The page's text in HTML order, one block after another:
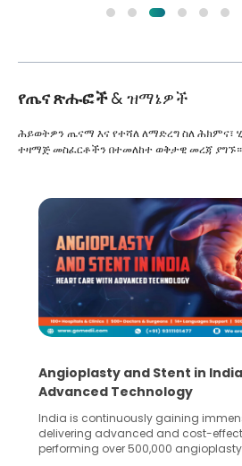
የጤና ጽሑፎች& ዝማኔዎች
ሕይወትዎን ጤናማ እና የተሻለ ለማድረግ ስለ ሕክምና፣
ተዛማጅ መስፈርቶችን በተመለከተ ወቅታዊ መረጃ ያግኙ።
Angioplasty and Stent in
Advanced Technology
India is continuously gaining
delivering advanced and cost-
performing over 500,000